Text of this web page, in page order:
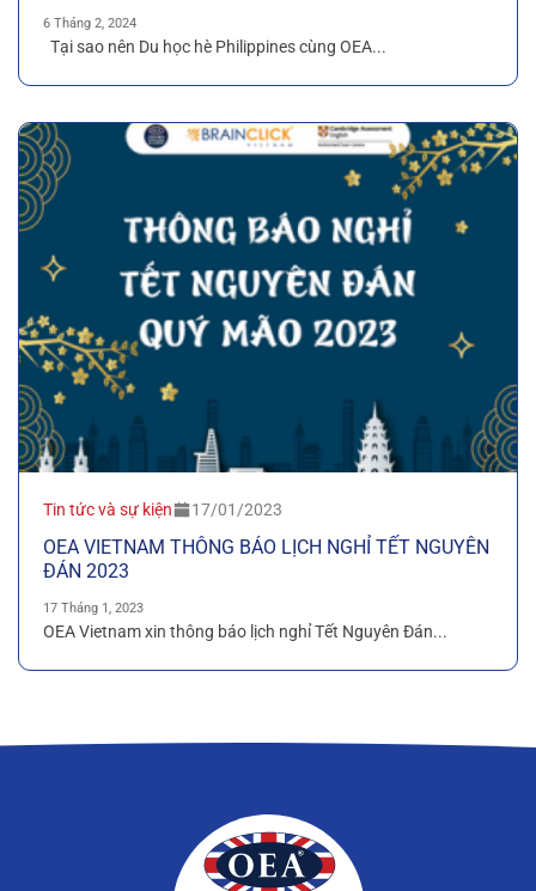
6 Tháng 2, 2024
Tại sao nên Du học hè Philippines cùng OEA...
Tin tức và sự kiện 17/01/2023
OEA VIETNAM THÔNG BÁO LỊCH NGHỈ TẾT NGUYÊN
ĐÁN 2023
17 Tháng 1, 2023
OEA Vietnam xin thông báo lịch nghỉ Tết Nguyên Đán...